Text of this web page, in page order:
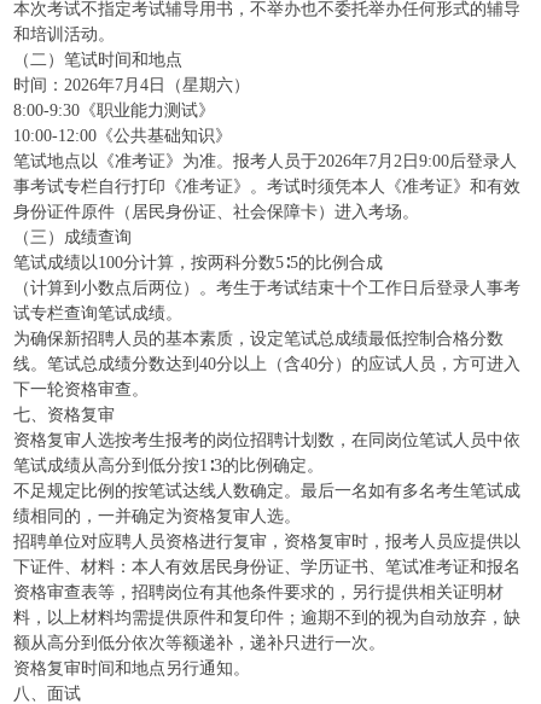
本次考试不指定考试辅导用书，不举办也不委托举办任何形式的辅导
和培训活动。
（二）笔试时间和地点
时间：2026年7月4日（星期六）
8:00-9:30《职业能力测试》
10:00-12:00《公共基础知识》
笔试地点以《准考证》为准。报考人员于2026年7月2日9:00后登录人
事考试专栏自行打印《准考证》。考试时须凭本人《准考证》和有效
身份证件原件（居民身份证、社会保障卡）进入考场。
（三）成绩查询
笔试成绩以100分计算，按两科分数5∶5的比例合成
（计算到小数点后两位）。考生于考试结束十个工作日后登录人事考
试专栏查询笔试成绩。
为确保新招聘人员的基本素质，设定笔试总成绩最低控制合格分数
线。笔试总成绩分数达到40分以上（含40分）的应试人员，方可进入
下一轮资格审查。
七、资格复审
资格复审人选按考生报考的岗位招聘计划数，在同岗位笔试人员中依
笔试成绩从高分到低分按1∶3的比例确定。
不足规定比例的按笔试达线人数确定。最后一名如有多名考生笔试成
绩相同的，一并确定为资格复审人选。
招聘单位对应聘人员资格进行复审，资格复审时，报考人员应提供以
下证件、材料：本人有效居民身份证、学历证书、笔试准考证和报名
资格审查表等，招聘岗位有其他条件要求的，另行提供相关证明材
料，以上材料均需提供原件和复印件；逾期不到的视为自动放弃，缺
额从高分到低分依次等额递补，递补只进行一次。
资格复审时间和地点另行通知。
八、面试